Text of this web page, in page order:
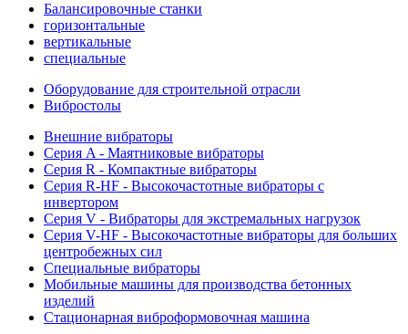
Балансировочные станки
горизонтальные
вертикальные
специальные
Оборудование для строительной отрасли
Вибростолы
Внешние вибраторы
Серия A - Маятниковые вибраторы
Серия R - Компактные вибраторы
Серия R-HF - Высокочастотные вибраторы с
инвертором
Серия V - Вибраторы для экстремальных нагрузок
Серия V-HF - Высокочастотные вибраторы для больших
центробежных сил
Специальные вибраторы
Мобильные машины для производства бетонных
изделий
Стационарная виброформовочная машина